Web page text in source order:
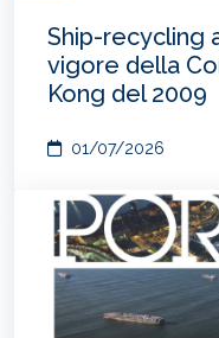
Ship-recycling
vigore della
Kong del 2009
01/07/2026